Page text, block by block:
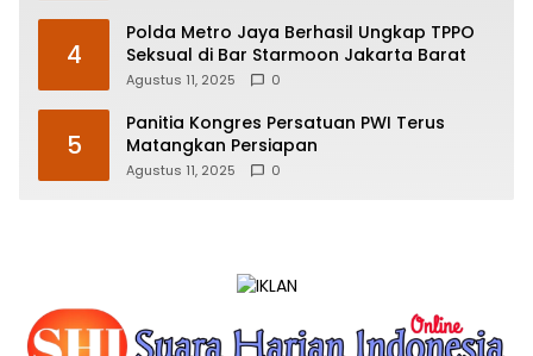
4
Polda Metro Jaya Berhasil Ungkap TPPO
Seksual di Bar Starmoon Jakarta Barat
Agustus 11, 2025 0
5
Panitia Kongres Persatuan PWI Terus
Matangkan Persiapan
Agustus 11, 2025 0